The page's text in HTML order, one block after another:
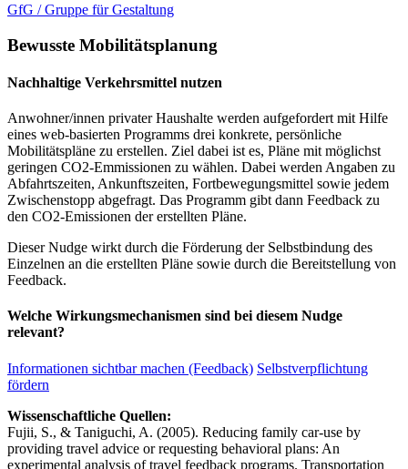
GfG / Gruppe für Gestaltung
Bewusste Mobilitätsplanung
Nachhaltige Verkehrsmittel nutzen
Anwohner/innen privater Haushalte werden aufgefordert mit Hilfe
eines web-basierten Programms drei konkrete, persönliche
Mobilitätspläne zu erstellen. Ziel dabei ist es, Pläne mit möglichst
geringen CO2-Emmissionen zu wählen. Dabei werden Angaben zu
Abfahrtszeiten, Ankunftszeiten, Fortbewegungsmittel sowie jedem
Zwischenstopp abgefragt. Das Programm gibt dann Feedback zu
den CO2-Emissionen der erstellten Pläne.
Dieser Nudge wirkt durch die Förderung der Selbstbindung des
Einzelnen an die erstellten Pläne sowie durch die Bereitstellung von
Feedback.
Welche Wirkungsmechanismen sind bei diesem Nudge
relevant?
Informationen sichtbar machen (Feedback) Selbstverpflichtung
fördern
Wissenschaftliche Quellen:
Fujii, S., & Taniguchi, A. (2005). Reducing family car-use by
providing travel advice or requesting behavioral plans: An
experimental analysis of travel feedback programs. Transportation